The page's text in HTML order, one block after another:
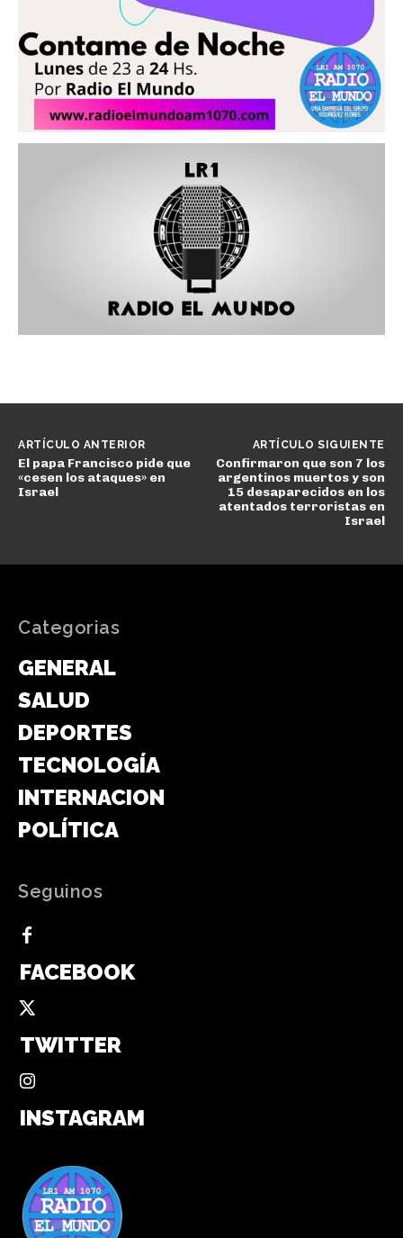
ARTÍCULO ANTERIOR
El papa Francisco pide que
«cesen los ataques» en
Israel
ARTÍCULO SIGUIENTE
Confirmaron que son 7 los
argentinos muertos y son
15 desaparecidos en los
atentados terroristas en
Israel
Categorias
GENERAL
SALUD
DEPORTES
TECNOLOGÍA
INTERNACIONAL
POLÍTICA
Seguinos
FACEBOOK
TWITTER
INSTAGRAM